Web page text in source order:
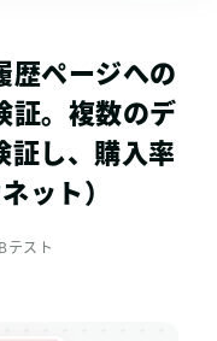
歴ページへの
証。複数のデ
証し、購入率
ット）
テスト